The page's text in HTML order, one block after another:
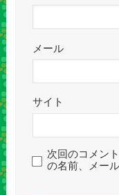
メール
サイト
次回のコメン
の名前、メー